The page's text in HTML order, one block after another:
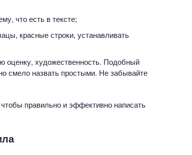
что есть в тексте;
красные строки, устанавливать
оценку, художественность. Подобный
смело назвать простыми. Не забывайте
правильно и эффективно написать